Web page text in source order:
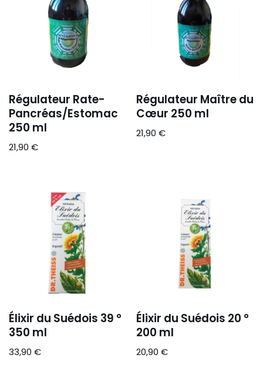
Régulateur Rate-
Pancréas/Estomac
250 ml
21,90 €
Régulateur Maître du
Cœur 250 ml
21,90€
Élixir du Suédois 39 °
350 ml
33,90 €
Élixir du Suédois 20 °
200 ml
20,90€